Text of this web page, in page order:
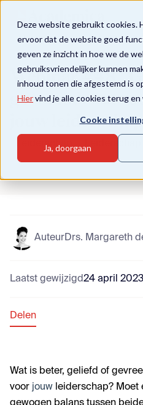
Deze website gebruikt cookies.
ervoor dat de website goed
geven ze inzicht in hoe we de
gebruiksvriendelijker kunnen
inhoud tonen die afgestemd is
Hiervind je alle cookies terug
Cooke
Ja, doorgaan
Terug naar overzicht
Webinar #48 -
gevreesd: wat
jouw
Leiderschap Leiderschap
AuteurDrs. Margareth
Laatst gewijzigd24 april 2023
Delen
Wat is beter, geliefd of
voor jouw leiderschap? Moet